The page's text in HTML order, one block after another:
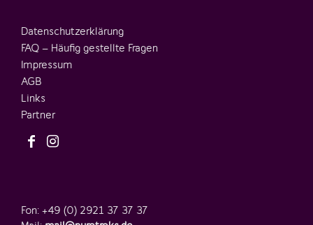
Datenschutzerklärung
FAQ – Häufig gestellte Fragen
Impressum
AGB
Links
Partner
Fon: +49 (0) 2921 37 37 37